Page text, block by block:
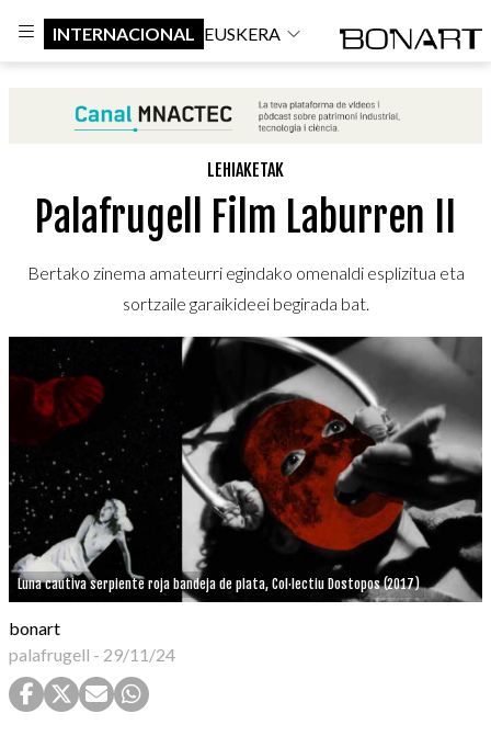
INTERNACIONAL EUSKERA
LEHIAKETAK
Palafrugell Film Laburren II
Bertako zinema amateurri egindako omenaldi esplizitua eta
sortzaile garaikideei begirada bat.
Luna cautiva serpiente roja bandeja de plata, Col·lectiu Dostopos (2017)
bonart
palafrugell - 29/11/24